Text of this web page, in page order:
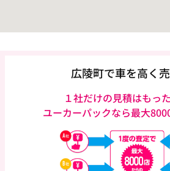
広陵町で車を高く
１社だけの見積はもっ
ユーカーパックなら最大